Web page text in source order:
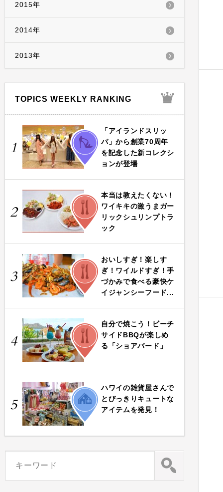
2015年
2014年
2013年
TOPICS WEEKLY RANKING
1
FASHION
「アイランドスリッ
パ」から創業70周年
を記念した新コレクシ
ョンが登場
2
FOOD
本当は教えたくない！
ワイキキの激うまガー
リックシュリンプトラ
ック
3
FOOD
おいしすぎ！楽しす
ぎ！ワイルドすぎ！手
づかみで食べる豪快ケ
イジャンシーフード...
4
FOOD
自分で焼こう！ビーチ
サイドBBQが楽しめ
る「ショアバード」
5
LIFE
ハワイの雑貨屋さんで
とびっきりキュートな
アイテムを発見！